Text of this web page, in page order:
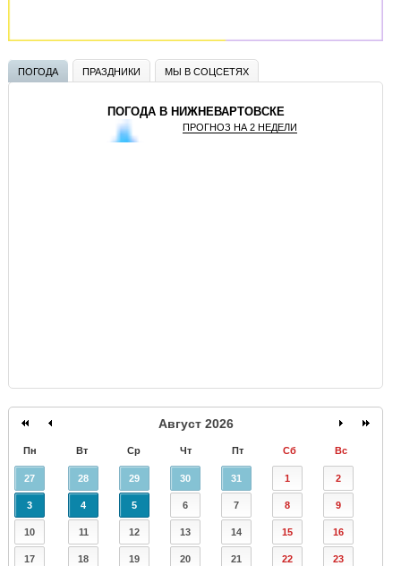
ПОГОДА ПРАЗДНИКИ МЫ В СОЦСЕТЯХ
ПОГОДА В НИЖНЕВАРТОВСКЕ
ПРОГНОЗ НА 2 НЕДЕЛИ
Август 2026
Пн Вт Ср Чт Пт Сб Вс
27 28 29 30 31 1 2
3 4 5 6 7 8 9
10 11 12 13 14 15 16
17 18 19 20 21 22 23